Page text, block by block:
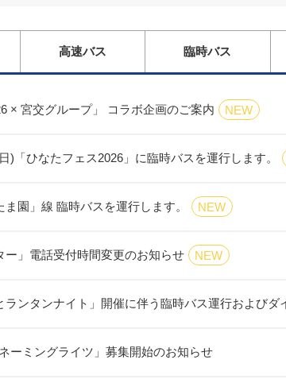
高速バス 臨時バス
× 宮交グループ」 コラボ企画のご案内 NEW
)「ひなたフェス2026」に臨時バスを運行します。
園」線 臨時バスを運行します。 NEW
ー」電話受付時間変更のお知らせ NEW
ランタンナイト」開催に伴う臨時バス運行およびダ
ーミングライツ」募集開始のお知らせ